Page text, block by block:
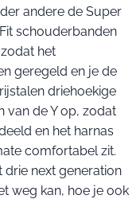
andere de Super
schouderbanden
het
geregeld en je de
driehoekige
van de Y op, zodat
en het harnas
comfortabel zit.
next generation
weg kan, hoe je ook